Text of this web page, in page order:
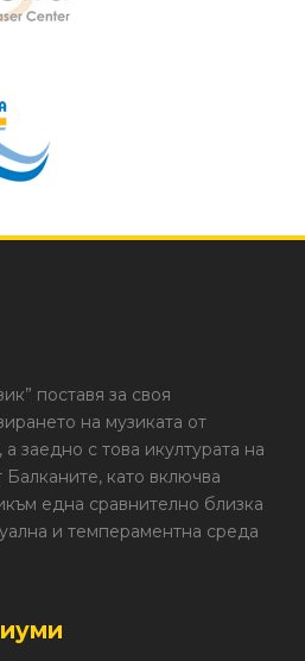
поставя за своя
на музиката от
заедно с това икултурата на
като включва
една сравнително близка
и темпераментна среда